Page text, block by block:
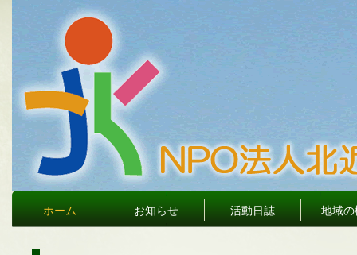
ホーム お知らせ 活動日誌 地域の